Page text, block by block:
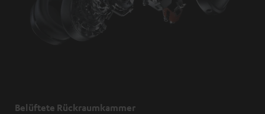
Belüftete Rückraumkammer